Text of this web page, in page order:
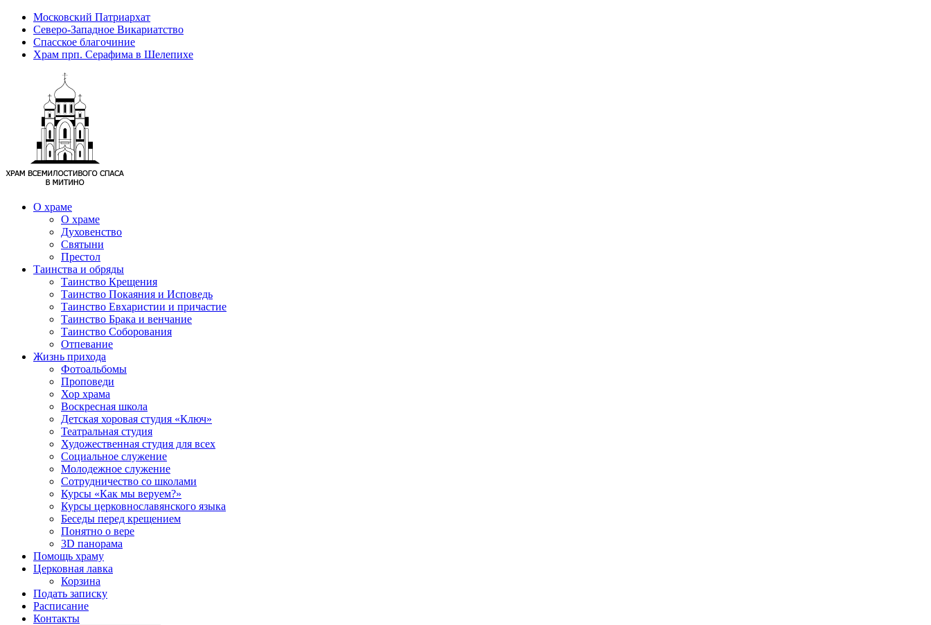
Московский Патриархат
Северо-Западное Викариатство
Спасское благочиние
Храм прп. Серафима в Шелепихе
О храме
О храме
Духовенство
Святыни
Престол
Таинства и обряды
Таинство Крещения
Таинство Покаяния и Исповедь
Таинство Евхаристии и причастие
Таинство Брака и венчание
Таинство Соборования
Отпевание
Жизнь прихода
Фотоальбомы
Проповеди
Хор храма
Воскресная школа
Детская хоровая студия «Ключ»
Театральная студия
Х​удожественная студия для всех
Социальное служение
Молодежное служение
Сотрудничество со школами
Курсы «Как мы веруем?»
Курсы церковнославянского языка
Беседы перед крещением
Понятно о вере
3D панорама
Помощь храму
Церковная лавка
Корзина
Подать записку
Расписание
Контакты